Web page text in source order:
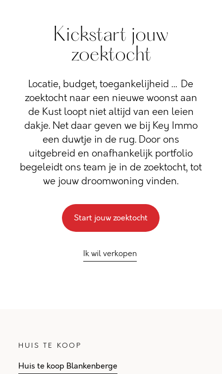
Kickstart jouw
zoektocht
Locatie, budget, toegankelijheid … De
zoektocht naar een nieuwe woonst aan
de Kust loopt niet altijd van een leien
dakje. Net daar geven we bij Key Immo
een duwtje in de rug. Door ons
uitgebreid en onafhankelijk portfolio
begeleidt ons team je in de zoektocht, tot
we jouw droomwoning vinden.
Start jouw zoektocht
Ik wil verkopen
HUIS TE KOOP
Huis te koop Blankenberge